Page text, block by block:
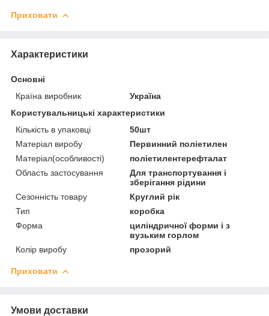
Приховати
Характеристики
Основні
Країна виробник
Україна
Користувальницькі характеристики
Кількість в упаковці
50шт
Матеріал виробу
Первинний поліетилен
Матеріал(особливості)
поліетилентерефталат
Область застосування
Для транспортування і
зберігання рідини
Сезонність товару
Круглий рік
Тип
коробка
Форма
циліндричної форми і з
вузьким горлом
Колір виробу
прозорий
Приховати
Умови доставки